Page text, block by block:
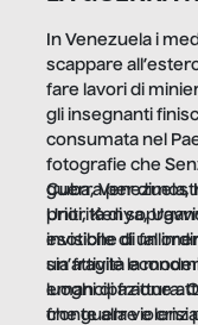
In Venezuela i
scappare
fare lavori di
gli insegnanti
consumata nel
fotografie che
guerra per
priorità di
invisibile di un
un’attività
luoghi di frattura.
che guerre e crisi
Cuba, Venezuela,
Uniti, Kenya,
esotiche di
sia fragile la
emancipazione
fronte alla